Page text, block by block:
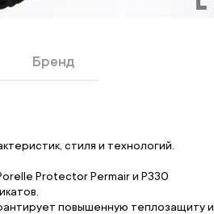
Бренд
стиля и технологий.
Protector Permair и P330
повышенную теплозащиту и